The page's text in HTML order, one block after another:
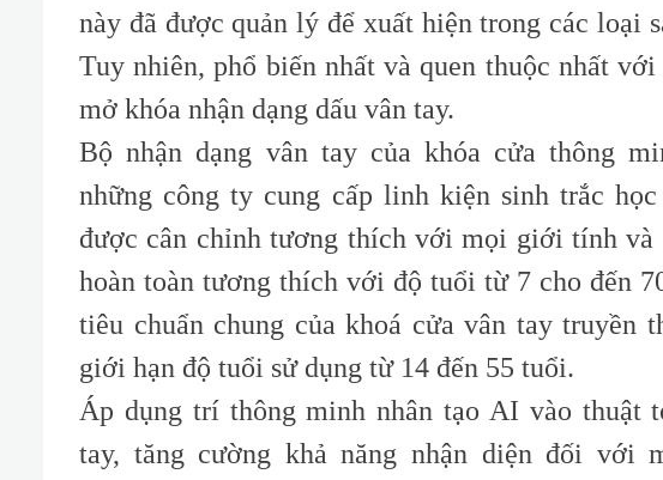
này đã được quản lý để xuất hiện trong các loại
Tuy nhiên, phổ biến nhất và quen thuộc nhất
mở khóa nhận dạng dấu vân tay.
Bộ nhận dạng vân tay của khóa cửa thông
những công ty cung cấp linh kiện sinh trắc
được cân chỉnh tương thích với mọi giới tính và
hoàn toàn tương thích với độ tuổi từ 7 cho đến
tiêu chuẩn chung của khoá cửa vân tay truyền
giới hạn độ tuổi sử dụng từ 14 đến 55 tuổi.
Áp dụng trí thông minh nhân tạo AI vào thuật
tay, tăng cường khả năng nhận diện đối với